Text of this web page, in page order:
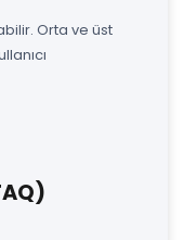
Orta ve üst